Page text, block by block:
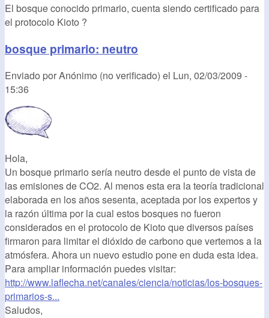
El bosque conocido primario, cuenta siendo certificado para
el protocolo Kioto ?
bosque primario: neutro
Enviado porAnónimo (no verificado) el Lun, 02/03/2009 -
15:36
Hola,
Un bosque primario sería neutro desde el punto de vista de
las emisiones de CO2. Al menos esta era la teoría tradicional
elaborada en los años sesenta, aceptada por los expertos y
la razón última por la cual estos bosques no fueron
considerados en el protocolo de Kioto que diversos países
firmaron para limitar el dióxido de carbono que vertemos a la
atmósfera. Ahora un nuevo estudio pone en duda esta idea.
Para ampliar información puedes visitar:
http://www.laflecha.net/canales/ciencia/noticias/los-bosques-
primarios-s...
Saludos,